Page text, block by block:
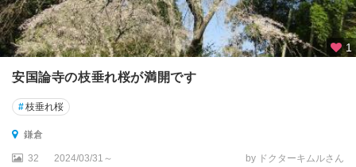
1
安国論寺の枝垂れ桜が満開です
#枝垂れ桜
鎌倉
32 2024/03/31～ by ドクターキムルさん